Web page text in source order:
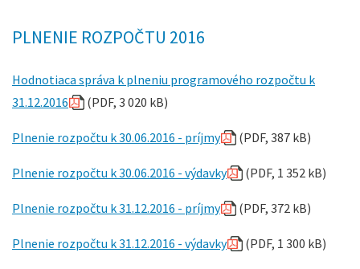
PLNENIE ROZPOČTU 2016
Hodnotiaca správa k plneniu programového rozpočtu k
31.12.2016
(PDF, 3 020 kB)
Plnenie rozpočtu k 30.06.2016 - príjmy (PDF, 387 kB)
Plnenie rozpočtu k 30.06.2016 - výdavky (PDF, 1 352 kB)
Plnenie rozpočtu k 31.12.2016 - príjmy (PDF, 372 kB)
Plnenie rozpočtu k 31.12.2016 - výdavky (PDF, 1 300 kB)